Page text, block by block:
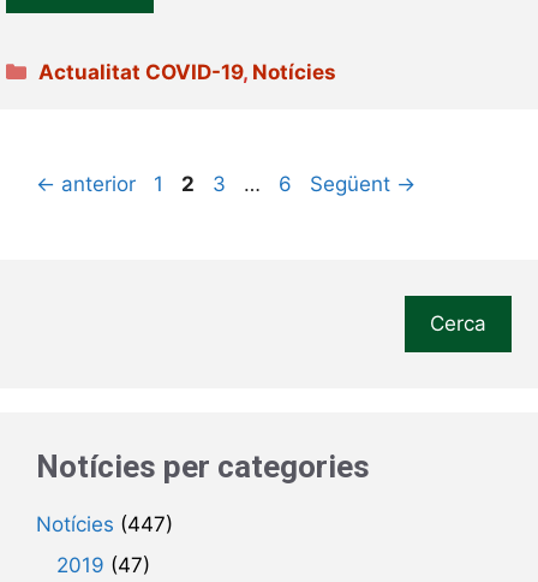
Categories
Actualitat COVID-19, Notícies
← anterior Pàgina
1 Pàgina
2 Pàgina
3 … Pàgina
6 Següent →
Cerca
Notícies per categories
Notícies (447)
2019 (47)